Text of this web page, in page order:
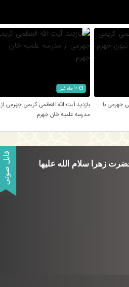
جهرمی با
بازدید آیت الله العظمی کریمی جهرمی از
مدرسه علمیه خان جهرم
فایل صوتی